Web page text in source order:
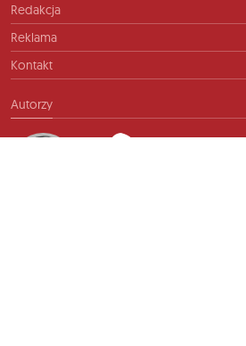
Redakcja
Reklama
Kontakt
Autorzy